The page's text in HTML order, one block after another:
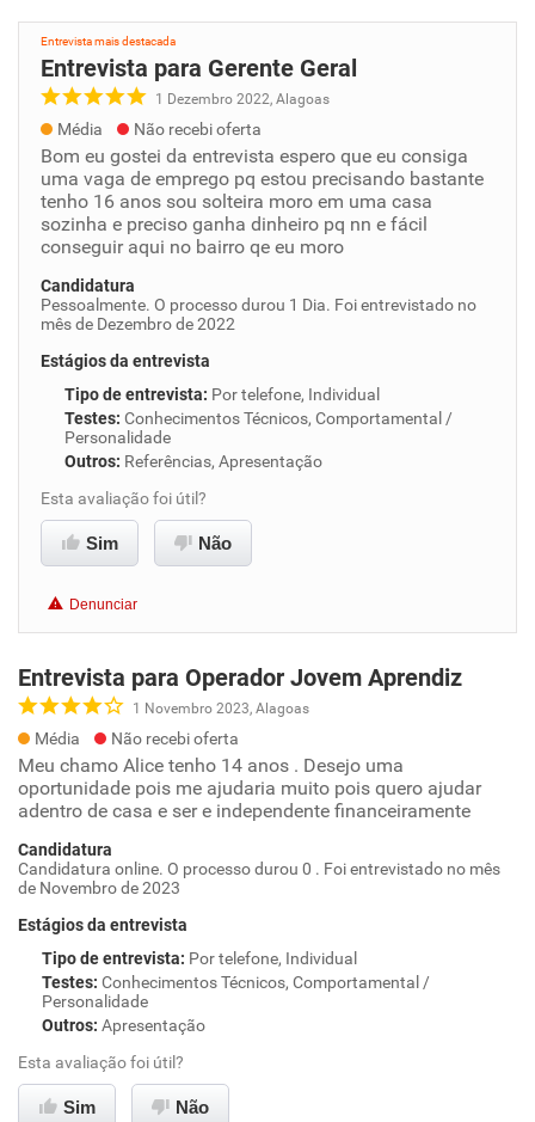
Entrevista mais destacada
Entrevista para Gerente Geral
1 Dezembro 2022, Alagoas
Média Não recebi oferta
Bom eu gostei da entrevista espero que eu consiga
uma vaga de emprego pq estou precisando bastante
tenho 16 anos sou solteira moro em uma casa
sozinha e preciso ganha dinheiro pq nn e fácil
conseguir aqui no bairro qe eu moro
Candidatura
Pessoalmente. O processo durou 1 Dia. Foi entrevistado no
mês de Dezembro de 2022
Estágios da entrevista
Tipo de entrevista: Por telefone, Individual
Testes: Conhecimentos Técnicos, Comportamental /
Personalidade
Outros: Referências, Apresentação
Esta avaliação foi útil?
Sim Não
Denunciar
Entrevista para Operador Jovem Aprendiz
1 Novembro 2023, Alagoas
Média Não recebi oferta
Meu chamo Alice tenho 14 anos . Desejo uma
oportunidade pois me ajudaria muito pois quero ajudar
adentro de casa e ser e independente financeiramente
Candidatura
Candidatura online. O processo durou 0 . Foi entrevistado no mês
de Novembro de 2023
Estágios da entrevista
Tipo de entrevista: Por telefone, Individual
Testes: Conhecimentos Técnicos, Comportamental /
Personalidade
Outros: Apresentação
Esta avaliação foi útil?
Sim Não